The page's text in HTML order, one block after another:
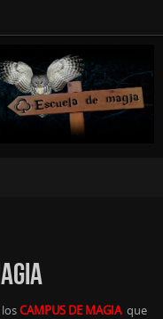
CAMPUS DE MAGIAque